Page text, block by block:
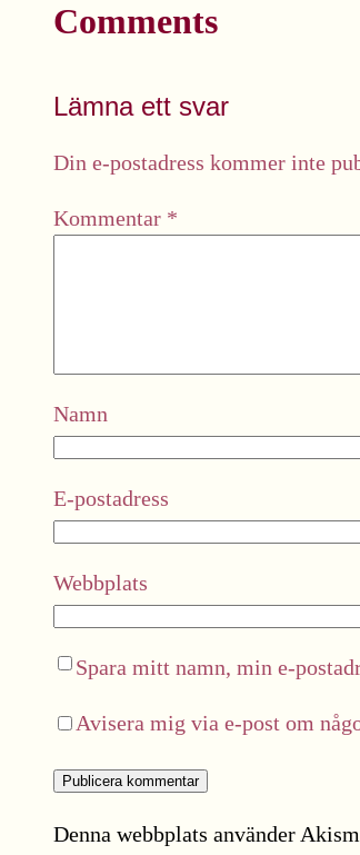
Comments
Lämna ett svar
Din e-postadress kommer inte
Kommentar *
Namn
E-postadress
Webbplats
Spara mitt namn, min e-
Avisera mig via e-post om
Denna webbplats använder